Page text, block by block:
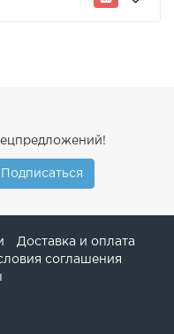
Подписаться
Доставка и оплата
соглашения